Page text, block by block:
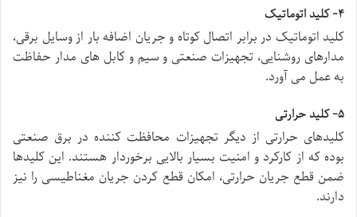
۴- کلید اتوماتیک
کلید اتوماتیک در برابر اتصال کوتاه و جریان اضافه بار از وسایل برقی،
مدارهای روشنایی، تجهیزات صنعتی و سیم و کابل های مدار حفاظت
به عمل می آورد.
۵- کلید حرارتی
کلیدهای حرارتی از دیگر تجهیزات محافظت کننده در برق صنعتی
بوده که از کارکرد و امنیت بسیار بالایی برخوردار هستند. این کلیدها
ضمن قطع جریان حرارتی، امکان قطع کردن جریان مغناطیسی را نیز
دارند.